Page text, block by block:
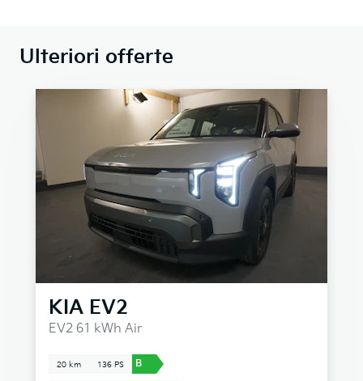
Ulteriori offerte
KIA EV2
EV2 61 kWh Air
20 km 136 PS B